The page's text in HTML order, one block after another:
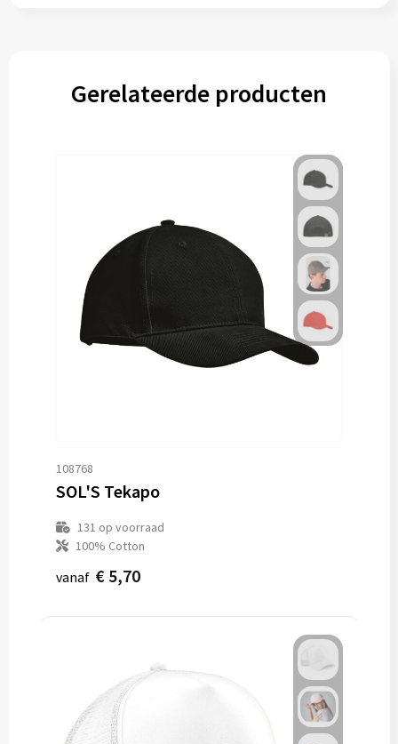
Gerelateerde producten
108768
SOL'S Tekapo
131 op voorraad
100% Cotton
vanaf € 5,70